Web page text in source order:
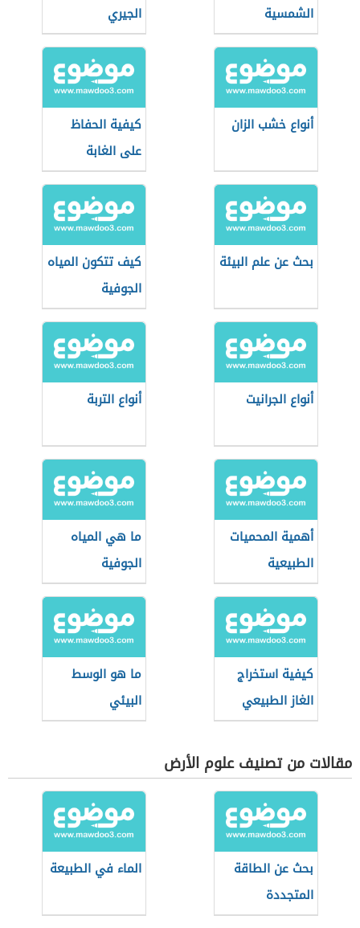
الشمسية
الجيري
أنواع خشب الزان
كيفية الحفاظ
على الغابة
بحث عن علم البيئة
كيف تتكون المياه
الجوفية
أنواع الجرانيت أنواع التربة
أهمية المحميات
الطبيعية
ما هي المياه
الجوفية
كيفية استخراج
الغاز الطبيعي
ما هو الوسط
البيئي
مقالات من تصنيف علوم الأرض
بحث عن الطاقة
المتجددة
الماء في الطبيعة